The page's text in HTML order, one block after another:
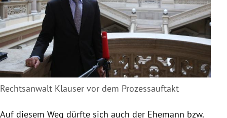
Rechtsanwalt Klauser vor dem Prozessauftakt
Auf diesem Weg dürfte sich auch der Ehemann bzw.